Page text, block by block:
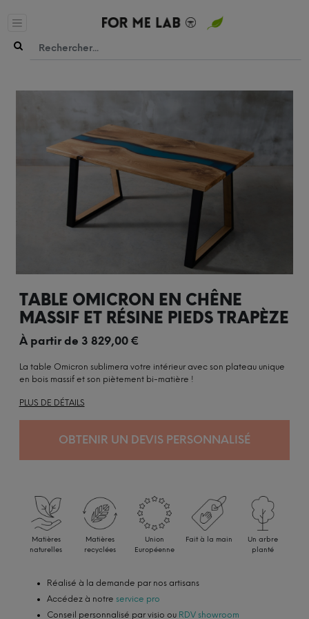
TABLE OMICRON EN CHÊNE
MASSIF ET RÉSINE PIEDS TRAPÈZE
À partir de 3 829,00€
La table Omicron sublimera votre intérieur avec son plateau unique
en bois massif et son piètement bi-matière !
PLUS DE DÉTAILS
OBTENIR UN DEVIS PERSONNALISÉ
Matières
naturelles
Matières
recyclées
Union
Européenne
Fait à la main
Un arbre
planté
Réalisé à la demande par nos artisans
Accédez à notre service pro
Conseil personnalisé par visio ou RDV showroom